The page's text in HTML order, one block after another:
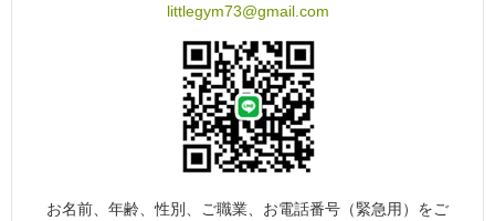
littlegym73@gmail.com
お名前、年齢、性別、ご職業、お電話番号（緊急用）をご